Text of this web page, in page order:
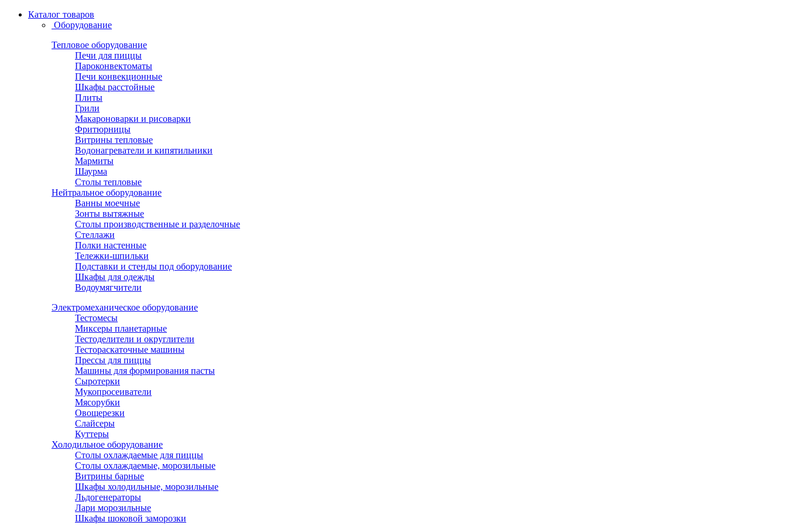
Каталог товаров
Оборудование
Тепловое оборудование
Печи для пиццы
Пароконвектоматы
Печи конвекционные
Шкафы расстойные
Плиты
Грили
Макароноварки и рисоварки
Фритюрницы
Витрины тепловые
Водонагреватели и кипятильники
Мармиты
Шаурма
Столы тепловые
Нейтральное оборудование
Ванны моечные
Зонты вытяжные
Столы производственные и разделочные
Стеллажи
Полки настенные
Тележки-шпильки
Подставки и стенды под оборудование
Шкафы для одежды
Водоумягчители
Электромеханическое оборудование
Тестомесы
Миксеры планетарные
Тестоделители и округлители
Тестораскаточные машины
Прессы для пиццы
Машины для формирования пасты
Сыротерки
Мукопросеиватели
Мясорубки
Овощерезки
Слайсеры
Куттеры
Холодильное оборудование
Столы охлаждаемые для пиццы
Столы охлаждаемые, морозильные
Витрины барные
Шкафы холодильные, морозильные
Льдогенераторы
Лари морозильные
Шкафы шоковой заморозки